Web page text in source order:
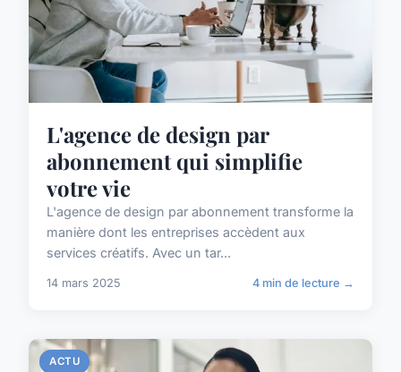
L'agence de design par
abonnement qui simplifie
votre vie
L'agence de design par abonnement transforme la
manière dont les entreprises accèdent aux
services créatifs. Avec un tar...
14 mars 2025 4 min de lecture →
ACTU